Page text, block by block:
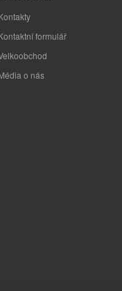
formulář
o nás